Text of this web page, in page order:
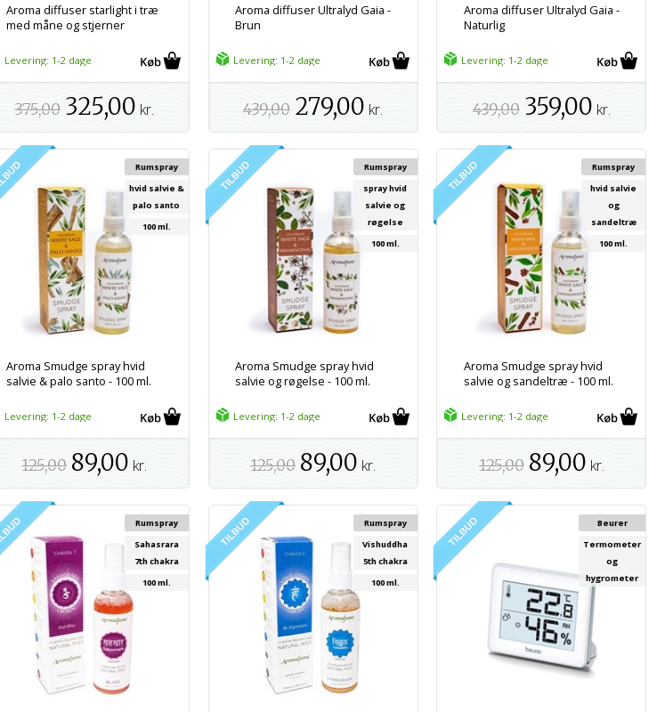
Aroma diffuser starlight i træ
med måne og stjerner
Levering: 1-2 dage
375,00 325,00 kr.
Aroma diffuser Ultralyd Gaia -
Brun
Levering: 1-2 dage
439,00 279,00 kr.
Aroma diffuser Ultralyd Gaia -
Naturlig
Levering: 1-2 dage
439,00 359,00 kr.
Aroma Smudge spray hvid
salvie & palo santo - 100 ml.
Rumspray
hvid salvie &
palo santo
100 ml.
Levering: 1-2 dage
125,00 89,00 kr.
Aroma Smudge spray hvid
salvie og røgelse - 100 ml.
Rumspray
spray hvid
salvie og
røgelse
100 ml.
Levering: 1-2 dage
125,00 89,00 kr.
Aroma Smudge spray hvid
salvie og sandeltræ - 100 ml.
Rumspray
hvid salvie
og
sandeltræ
100 ml.
Levering: 1-2 dage
125,00 89,00 kr.
Rumspray
Sahasrara
7th chakra
100 ml.
Rumspray
Vishuddha
5th chakra
100 ml.
Beurer
Termometer
og
hygrometer